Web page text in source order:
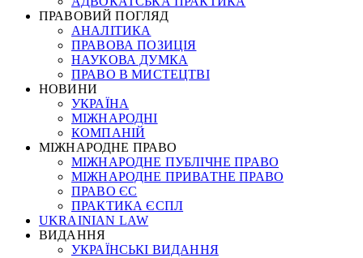
ПРАВОВИЙ ПОГЛЯД
АНАЛІТИКА
ПРАВОВА ПОЗИЦІЯ
НАУКОВА ДУМКА
ПРАВО В МИСТЕЦТВІ
НОВИНИ
УКРАЇНА
МІЖНАРОДНІ
КОМПАНІЙ
МІЖНАРОДНЕ ПРАВО
МІЖНАРОДНЕ ПУБЛІЧНЕ ПРАВО
МІЖНАРОДНЕ ПРИВАТНЕ ПРАВО
ПРАВО ЄС
ПРАКТИКА ЄСПЛ
UKRAINIAN LAW
ВИДАННЯ
УКРАЇНСЬКІ ВИДАННЯ